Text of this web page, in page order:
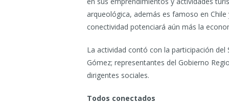
arqueológica, además es famoso en
conectividad potenciará aún más la
La actividad contó con la participación
Gómez; representantes del Gobierno
dirigentes sociales.
Todos conectados